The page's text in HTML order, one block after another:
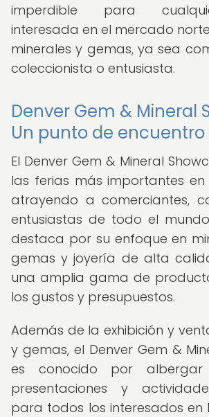
imperdible para
interesada en el mercado
minerales y gemas, ya sea
coleccionista o entusiasta.
Denver Gem & Mineral
Un punto de
El Denver Gem & Mineral
las ferias más importantes en
atrayendo a comerciantes,
entusiastas de todo el
destaca por su enfoque en
gemas y joyería de alta
una amplia gama de
los gustos y presupuestos.
Además de la exhibición y
y gemas, el Denver Gem &
es conocido por albergar
presentaciones y
para todos los interesados en